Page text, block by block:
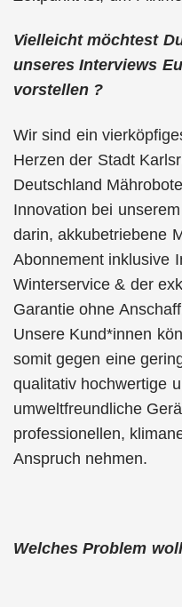
Vielleicht möchtest
unseres Interviews
vorstellen ?
Wir sind ein
Herzen der Stadt
Deutschland
Innovation bei
darin, akkubetriebene
Abonnement inklusive
Winterservice & der
Garantie ohne
Unsere Kund*innen
somit gegen eine
qualitativ hochwertige
umweltfreundliche
professionellen,
Anspruch nehmen.
Welches Problem